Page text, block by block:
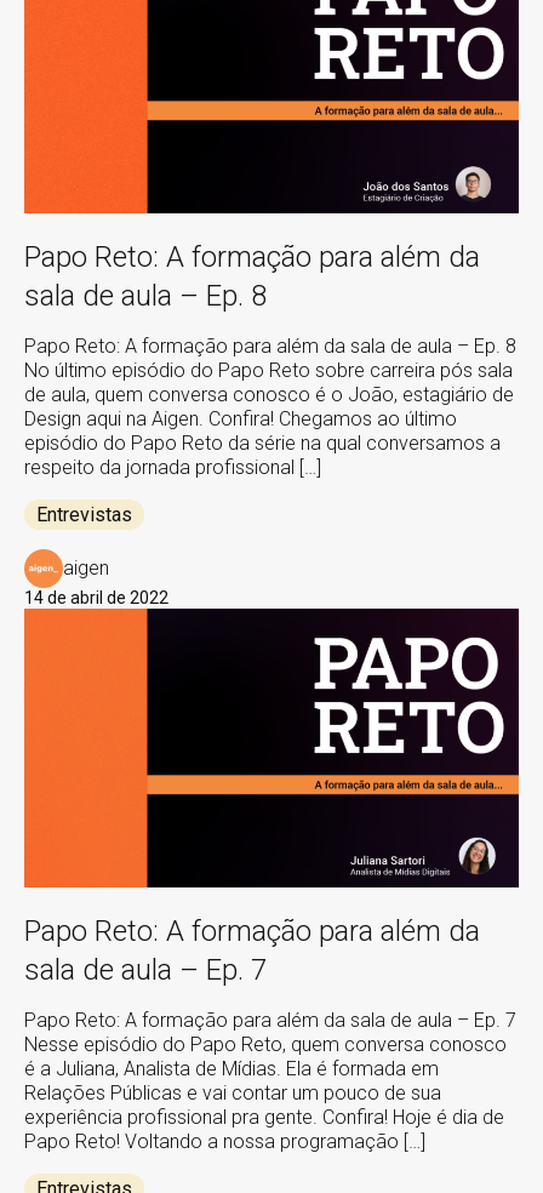
Papo Reto: A formação para além da
sala de aula – Ep. 8
Papo Reto: A formação para além da sala de aula – Ep. 8
No último episódio do Papo Reto sobre carreira pós sala
de aula, quem conversa conosco é o João, estagiário de
Design aqui na Aigen. Confira! Chegamos ao último
episódio do Papo Reto da série na qual conversamos a
respeito da jornada profissional […]
Entrevistas
aigen
14 de abril de 2022
Papo Reto: A formação para além da
sala de aula – Ep. 7
Papo Reto: A formação para além da sala de aula – Ep. 7
Nesse episódio do Papo Reto, quem conversa conosco
é a Juliana, Analista de Mídias. Ela é formada em
Relações Públicas e vai contar um pouco de sua
experiência profissional pra gente. Confira! Hoje é dia de
Papo Reto! Voltando a nossa programação […]